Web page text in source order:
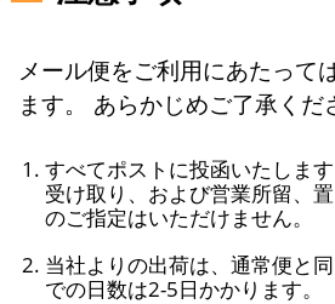
メール便をご利用にあたって
ます。 あらかじめご了承くだ
すべてポストに投函いたしま
受け取り、および営業所留、
のご指定はいただけません。
当社よりの出荷は、通常便と
での日数は2-5日かかります。